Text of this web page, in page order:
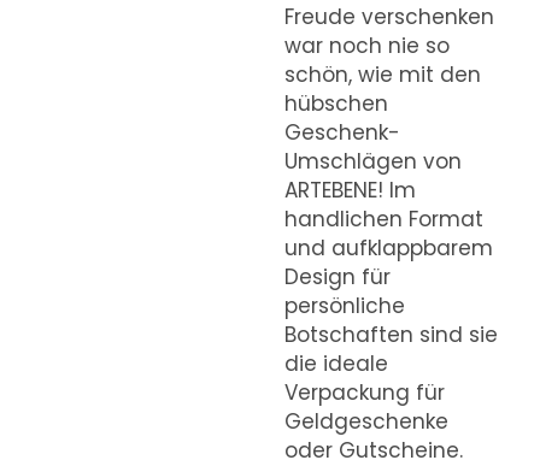
Freude verschenken
war noch nie so
schön, wie mit den
hübschen
Geschenk-
Umschlägen von
ARTEBENE! Im
handlichen Format
und aufklappbarem
Design für
persönliche
Botschaften sind sie
die ideale
Verpackung für
Geldgeschenke
oder Gutscheine.